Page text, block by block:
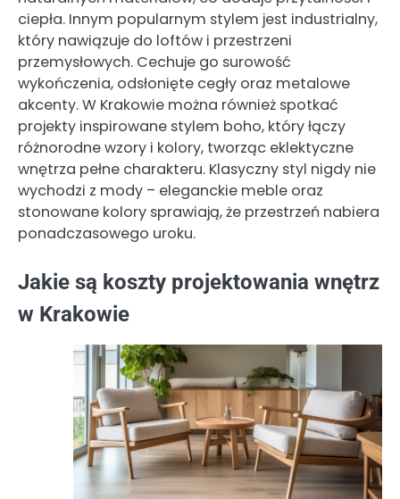
ciepła. Innym popularnym stylem jest industrialny,
który nawiązuje do loftów i przestrzeni
przemysłowych. Cechuje go surowość
wykończenia, odsłonięte cegły oraz metalowe
akcenty. W Krakowie można również spotkać
projekty inspirowane stylem boho, który łączy
różnorodne wzory i kolory, tworząc eklektyczne
wnętrza pełne charakteru. Klasyczny styl nigdy nie
wychodzi z mody – eleganckie meble oraz
stonowane kolory sprawiają, że przestrzeń nabiera
ponadczasowego uroku.
Jakie są koszty projektowania wnętrz
w Krakowie